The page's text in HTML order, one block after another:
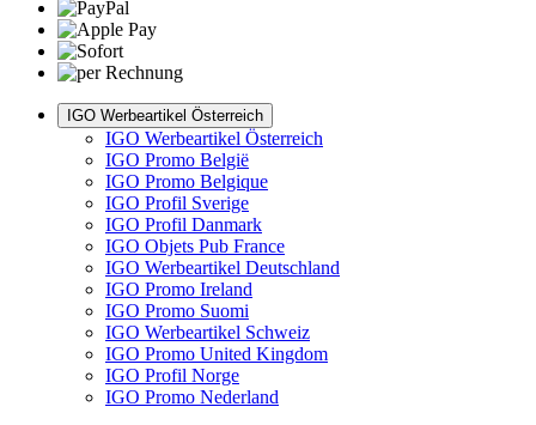
IGO Werbeartikel Österreich
IGO Werbeartikel Österreich
IGO Promo België
IGO Promo Belgique
IGO Profil Sverige
IGO Profil Danmark
IGO Objets Pub France
IGO Werbeartikel Deutschland
IGO Promo Ireland
IGO Promo Suomi
IGO Werbeartikel Schweiz
IGO Promo United Kingdom
IGO Profil Norge
IGO Promo Nederland